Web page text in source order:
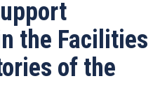
the Facilities
of the